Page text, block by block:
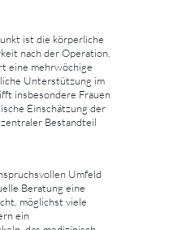
ist die körperliche
nach der Operation.
eine mehrwöchige
Unterstützung im
insbesondere Frauen
Einschätzung der
Bestandteil
Umfeld
Beratung eine
möglichst viele
ein